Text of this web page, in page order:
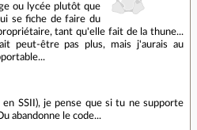
ou lycée plutôt que
se fiche de faire du
tant qu'elle fait de la thune...
peut-être pas plus, mais j'aurais au
SSII), je pense que si tu ne supporte
abandonne le code...